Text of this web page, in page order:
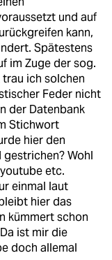
und auf
kann,
Spätestens
im Zuge der sog.
trau ich solchen
Feder nicht
der Datenbank
Stichwort
hier den
Wohl
etc.
einmal laut
hier das
kümmert schon
ist mir die
doch allemal